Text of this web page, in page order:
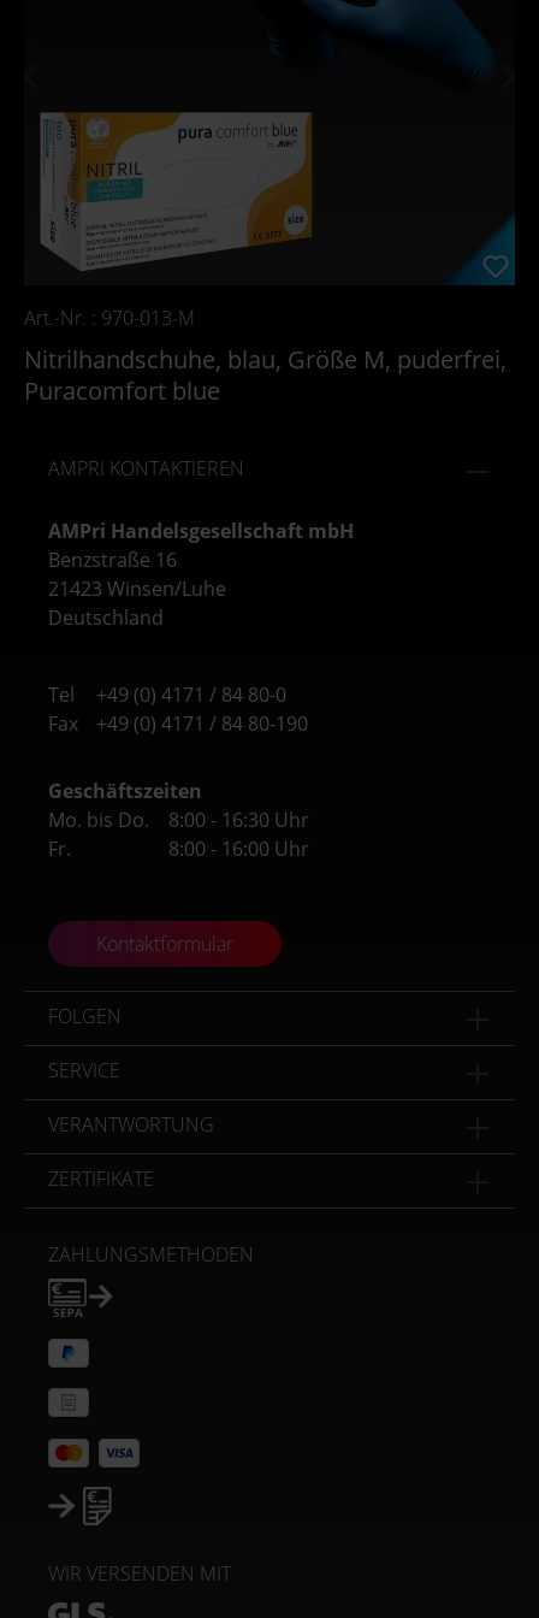
Art.-Nr. : 970-013-M
Nitrilhandschuhe, blau, Größe M, puderfrei,
Puracomfort blue
AMPRI KONTAKTIEREN
AMPri Handelsgesellschaft mbH
Benzstraße 16
21423 Winsen/Luhe
Deutschland
Tel
+49 (0) 4171 / 84 80-0
Fax
+49 (0) 4171 / 84 80-190
Geschäftszeiten
Mo. bis Do.
8:00 - 16:30 Uhr
Fr.
8:00 - 16:00 Uhr
Kontaktformular
FOLGEN
SERVICE
VERANTWORTUNG
ZERTIFIKATE
ZAHLUNGSMETHODEN
WIR VERSENDEN MIT